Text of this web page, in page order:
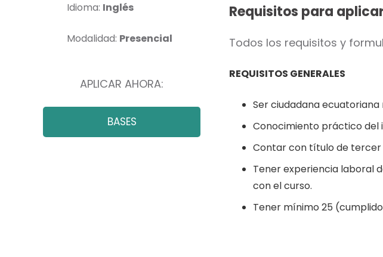
Idioma: Inglés
Modalidad: Presencial
APLICAR AHORA:
BASES
Requisitos para
Todos los requisitos y
REQUISITOS GENERALES
Ser ciudadana
Conocimiento práctico del
Contar con título de tercer
Tener experiencia laboral
con el curso.
Tener mínimo 25